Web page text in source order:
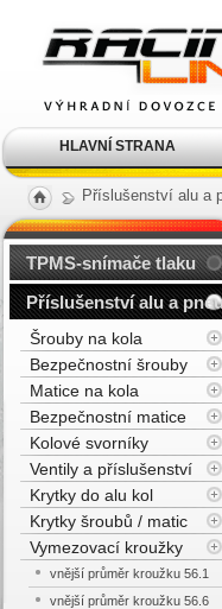
Příslušenství alu a
TPMS-snímače tlaku
Příslušenství alu a
Šrouby na kola
Bezpečnostní šrouby
Matice na kola
Bezpečnostní matice
Kolové svorníky
Ventily a příslušenství
Krytky do alu kol
Krytky šroubů / matic
Vymezovací kroužky
vnější průměr kroužku 56.1
vnější průměr kroužku 56.6
kola Racing Line
HLAVNÍ STRANA